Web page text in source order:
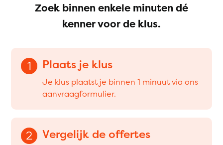
Zoek binnen enkele minuten dé
kenner voor de klus.
1 Plaats je klus
Je klus plaatst je binnen 1 minuut via ons
aanvraagformulier.
2 Vergelijk de offertes